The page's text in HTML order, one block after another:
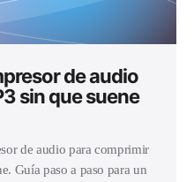
de audio
sin que suene
de audio para comprimir
Guía paso a paso para un